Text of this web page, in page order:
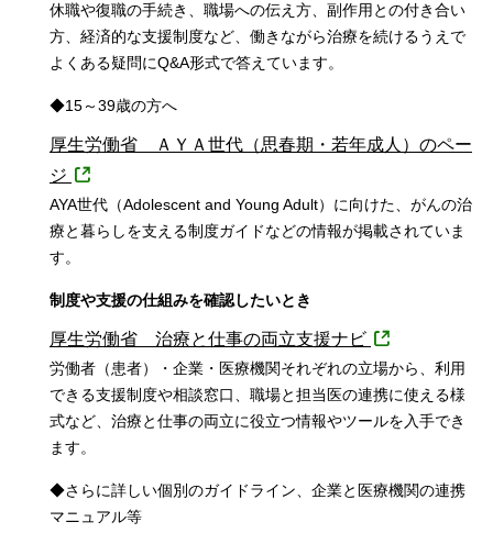
休職や復職の手続き、職場への伝え方、副作用との付き合い
方、経済的な支援制度など、働きながら治療を続けるうえで
よくある疑問にQ&A形式で答えています。
◆15～39歳の方へ
厚生労働省 ＡＹＡ世代（思春期・若年成人）のペー
ジ
AYA世代（Adolescent and Young Adult）に向けた、がんの治
療と暮らしを支える制度ガイドなどの情報が掲載されていま
す。
制度や支援の仕組みを確認したいとき
厚生労働省 治療と仕事の両立支援ナビ
労働者（患者）・企業・医療機関それぞれの立場から、利用
できる支援制度や相談窓口、職場と担当医の連携に使える様
式など、治療と仕事の両立に役立つ情報やツールを入手でき
ます。
◆さらに詳しい個別のガイドライン、企業と医療機関の連携
マニュアル等